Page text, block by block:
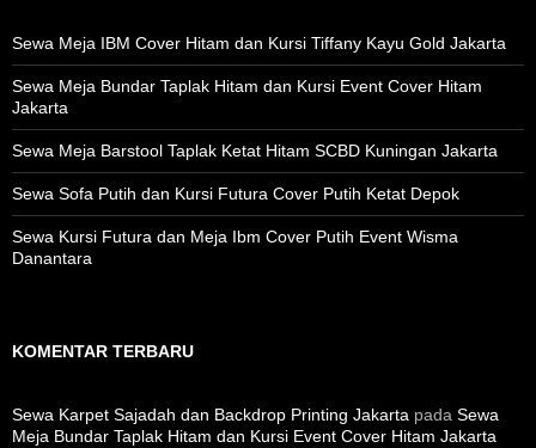
Sewa Meja IBM Cover Hitam dan Kursi Tiffany Kayu Gold Jakarta
Sewa Meja Bundar Taplak Hitam dan Kursi Event Cover Hitam
Jakarta
Sewa Meja Barstool Taplak Ketat Hitam SCBD Kuningan Jakarta
Sewa Sofa Putih dan Kursi Futura Cover Putih Ketat Depok
Sewa Kursi Futura dan Meja Ibm Cover Putih Event Wisma
Danantara
KOMENTAR TERBARU
Sewa Karpet Sajadah dan Backdrop Printing Jakarta pada Sewa
Meja Bundar Taplak Hitam dan Kursi Event Cover Hitam Jakarta